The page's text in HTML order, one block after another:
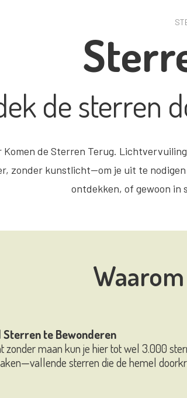
de sterren
Komen de Sterren Terug.
zonder kunstlicht—om je uit te
ontdekken, of gewoon in
Sterren te Bewonderen
zonder maan kun je hier tot wel 3.000
sterren die de hemel